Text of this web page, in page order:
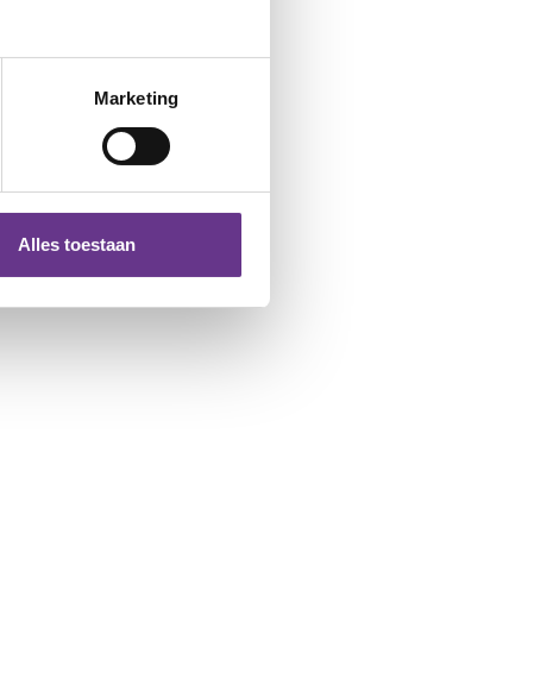
Marketing
Alles toestaan